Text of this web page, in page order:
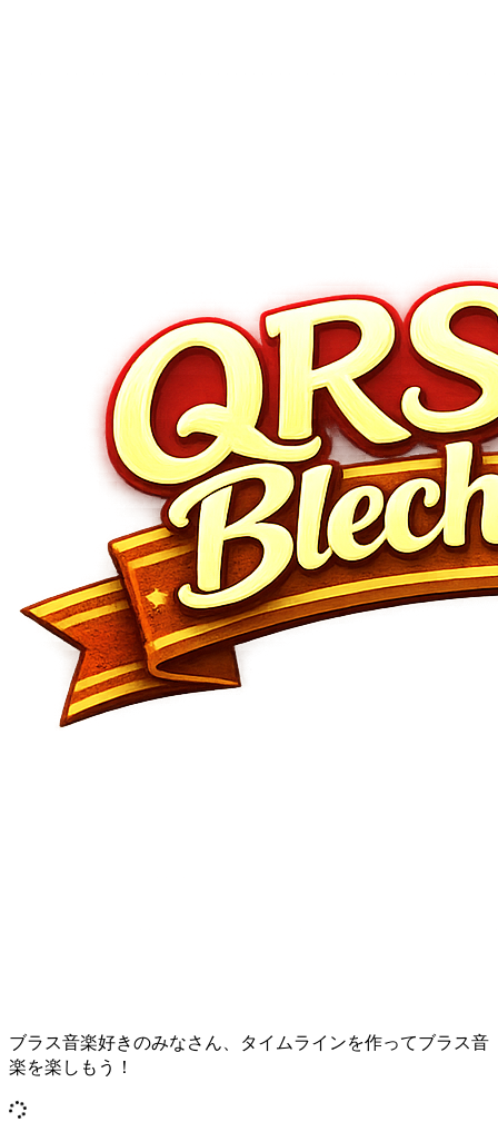
ブラス音楽好きのみなさん、タイムラインを作ってブラス音
楽を楽しもう！